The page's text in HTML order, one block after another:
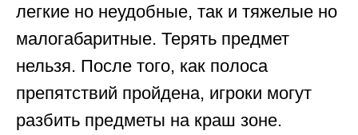
легкие но неудобные, так и тяжелые но
малогабаритные. Терять предмет
нельзя. После того, как полоса
препятствий пройдена, игроки могут
разбить предметы на краш зоне.